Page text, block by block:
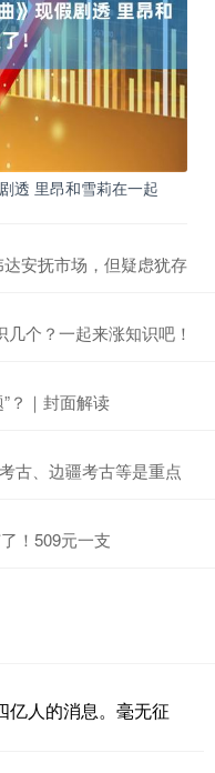
透 里昂和雪莉在一起
安抚市场，但疑虑犹存
个？一起来涨知识吧！
？｜封面解读
古、边疆考古等是重点
！509元一支
亿人的消息。毫无征